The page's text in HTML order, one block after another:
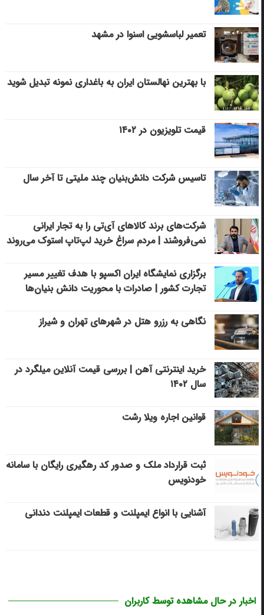
تعمیر لباسشویی اسنوا در مشهد
با بهترین نهالستان ایران به باغداری نمونه تبدیل شوید
قیمت تلویزیون در ۱۴۰۲
تاسیس شرکت دانش‌بنیان چند ملیتی تا آخر سال
شرکت‌های برند کالاهای آی‌تی را به تجار ایرانی
نمی‌فروشند | مردم سراغ خرید لپ‌تاپ استوک می‌روند
برگزاری نمایشگاه ایران اکسپو با هدف تغییر مسیر
تجارت کشور | صادرات با محوریت دانش بنیان‌ها
نگاهی به رزرو هتل در شهرهای تهران و شیراز
خرید اینترنتی آهن | بررسی قیمت آنلاین میلگرد در
سال ۱۴۰۲
قوانین اجاره ویلا رشت
ثبت قرارداد ملک و صدور کد رهگیری رایگان با سامانه
خودنویس
آشنایی با انواع ایمپلنت و قطعات ایمپلنت دندانی
اخبار در حال مشاهده توسط کاربران